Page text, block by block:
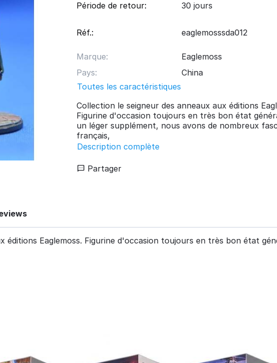
Période de retour: 30 jours
Réf.: eaglemosssda012
Marque:
Eaglemoss
Pays:
China
Toutes les caractéristiques
Collection le seigneur des anneaux aux éditions
Figurine d'occasion toujours en très bon état
un léger supplément, nous avons de nombreux
français,
Description complète
Partager
éditions Eaglemoss. Figurine d'occasion toujours en très bon état